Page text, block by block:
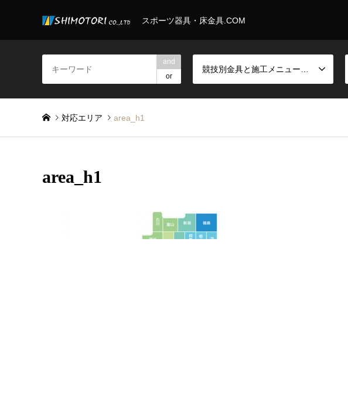
スポーツ器具・床金具.COM
and
or
対応エリア area_h1
area_h1